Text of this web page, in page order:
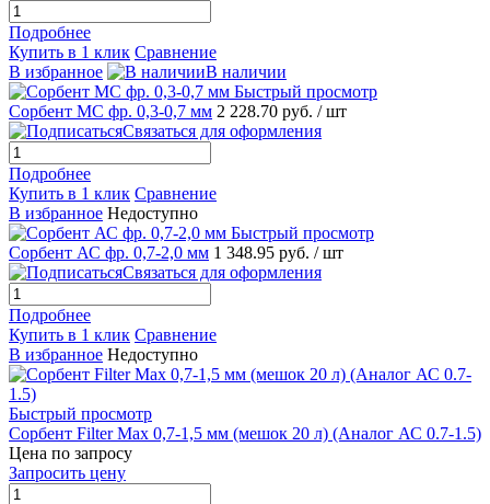
Подробнее
Купить в 1 клик Сравнение
В избранное
В наличии
Быстрый просмотр
Сорбент МС фр. 0,3-0,7 мм 2 228.70 руб. / шт
Связаться для оформления
Подробнее
Купить в 1 клик Сравнение
В избранное Недоступно
Быстрый просмотр
Сорбент АС фр. 0,7-2,0 мм 1 348.95 руб. / шт
Связаться для оформления
Подробнее
Купить в 1 клик Сравнение
В избранное Недоступно
Быстрый просмотр
Сорбент Filter Max 0,7-1,5 мм (мешок 20 л) (Аналог АС 0.7-1.5)
Цена по запросу
Запросить цену